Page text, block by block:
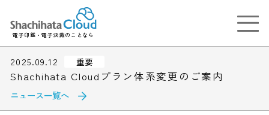
電子印鑑・電子決裁のことなら
2025.09.12 重要
Shachihata Cloudプラン体系変更のご案内
ニュース一覧へ